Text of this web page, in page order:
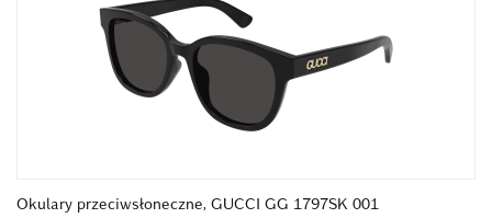
Okulary przeciwsłoneczne, GUCCI GG 1797SK 001